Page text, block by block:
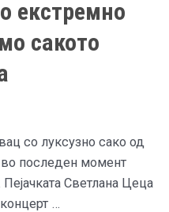
екстремно
сакото
со луксузно сако од
во последен момент
Светлана Цеца
…